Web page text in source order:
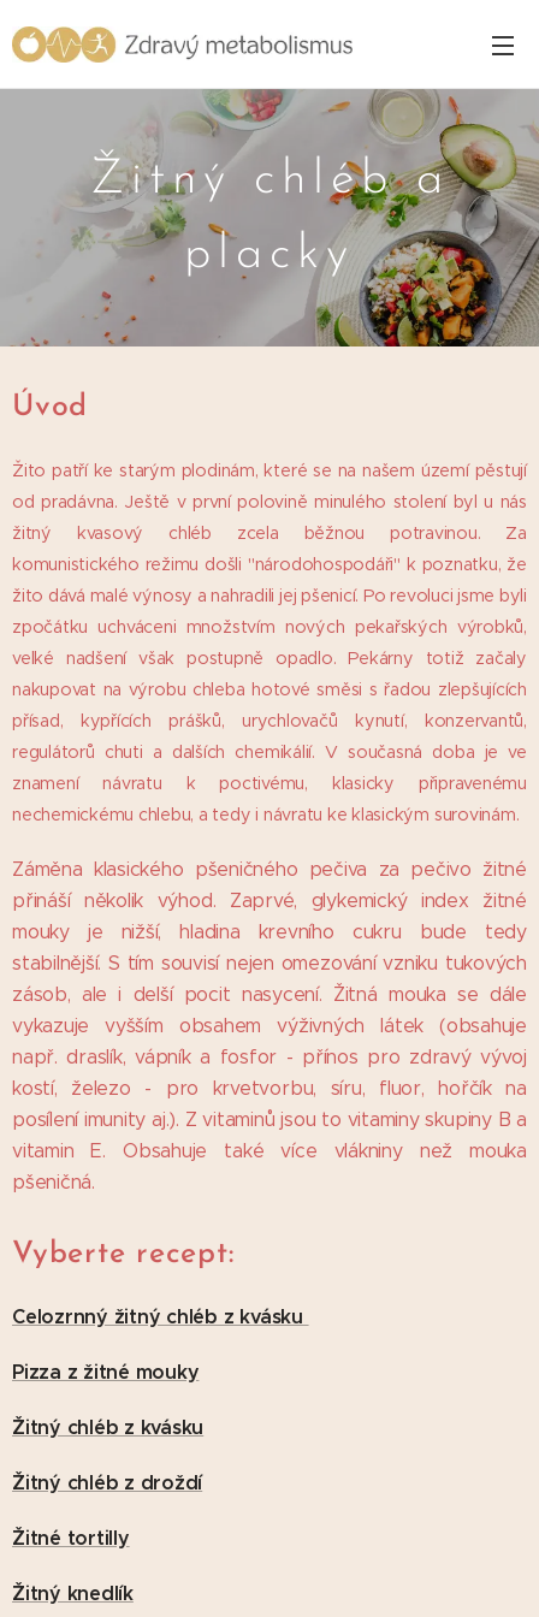
Žitný chléb a
placky
Úvod
Žito patří ke starým plodinám, které se na našem území pěstují
od pradávna. Ještě v první polovině minulého stolení byl u nás
žitný kvasový chléb zcela běžnou potravinou. Za
komunistického režimu došli "národohospodáři" k poznatku, že
žito dává malé výnosy a nahradili jej pšenicí. Po revoluci jsme byli
zpočátku uchváceni množstvím nových pekařských výrobků,
velké nadšení však postupně opadlo. Pekárny totiž začaly
nakupovat na výrobu chleba hotové směsi s řadou zlepšujících
přísad, kypřících prášků, urychlovačů kynutí, konzervantů,
regulátorů chuti a dalších chemikálií. V současná doba je ve
znamení návratu k poctivému, klasicky připravenému
nechemickému chlebu, a tedy i návratu ke klasickým surovinám.
Záměna klasického pšeničného pečiva za pečivo žitné
přináší několik výhod. Zaprvé, glykemický index žitné
mouky je nižší, hladina krevního cukru bude tedy
stabilnější. S tím souvisí nejen omezování vzniku tukových
zásob, ale i delší pocit nasycení. Žitná mouka se dále
vykazuje vyšším obsahem výživných látek (obsahuje
např. draslík, vápník a fosfor - přínos pro zdravý vývoj
kostí, železo - pro krvetvorbu, síru, fluor, hořčík na
posílení imunity aj.). Z vitaminů jsou to vitaminy skupiny B a
vitamin E. Obsahuje také více vlákniny než mouka
pšeničná.
Vyberte recept:
Celozrnný žitný chléb z kvásku
Pizza z žitné mouky
Žitný chléb z kvásku
Žitný chléb z droždí
Žitné tortilly
Žitný knedlík